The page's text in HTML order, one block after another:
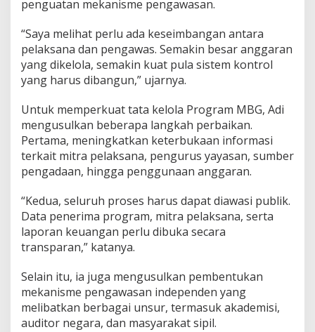
penguatan mekanisme pengawasan.
“Saya melihat perlu ada keseimbangan antara
pelaksana dan pengawas. Semakin besar anggaran
yang dikelola, semakin kuat pula sistem kontrol
yang harus dibangun,” ujarnya.
Untuk memperkuat tata kelola Program MBG, Adi
mengusulkan beberapa langkah perbaikan.
Pertama, meningkatkan keterbukaan informasi
terkait mitra pelaksana, pengurus yayasan, sumber
pengadaan, hingga penggunaan anggaran.
“Kedua, seluruh proses harus dapat diawasi publik.
Data penerima program, mitra pelaksana, serta
laporan keuangan perlu dibuka secara
transparan,” katanya.
Selain itu, ia juga mengusulkan pembentukan
mekanisme pengawasan independen yang
melibatkan berbagai unsur, termasuk akademisi,
auditor negara, dan masyarakat sipil.